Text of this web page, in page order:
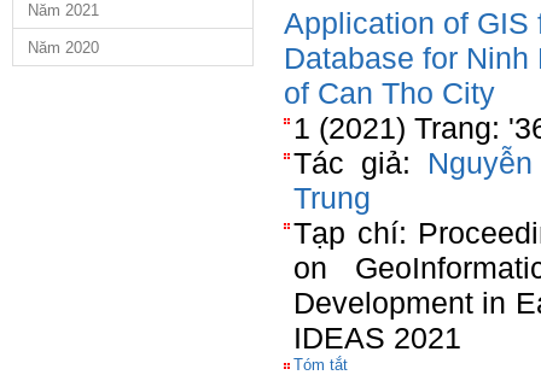
Năm 2021
Năm 2020
Application of GIS
Database for
of Can Tho City
1 (2021) Trang:
Tác giả:
Trung
Tạp chí:
on
Development in
IDEAS 2021
Tóm tắt